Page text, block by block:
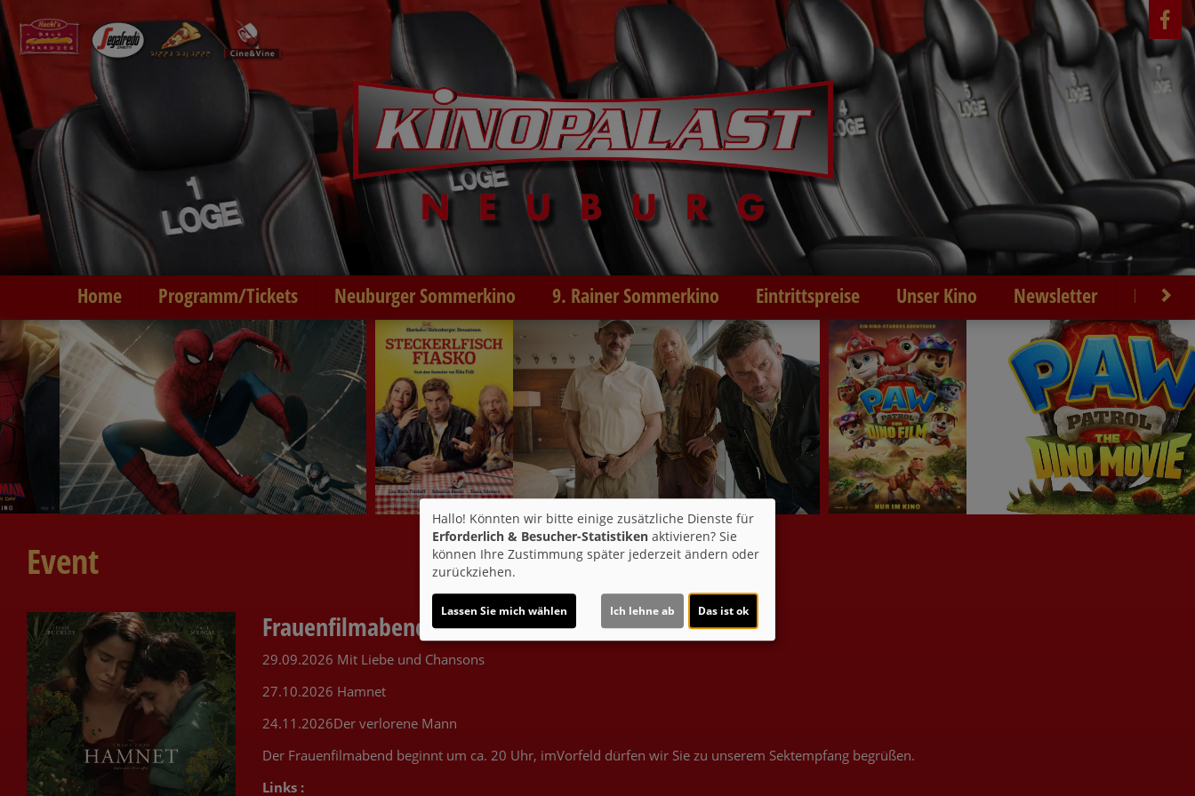
Home Programm/Tickets Neuburger Sommerkino 9. Rainer Sommerkino Eintrittspreise Unser Kino Newsletter Kontakt
Event
Frauenfilmabend!
29.09.2026 Mit Liebe und Chansons
27.10.2026 Hamnet
24.11.2026Der verlorene Mann
Der Frauenfilmabend beginnt um ca. 20 Uhr, imVorfeld dürfen wir Sie zu unserem Sektempfang begrüßen.
Links :
Hallo! Könnten wir bitte einige zusätzliche Dienste für
Erforderlich & Besucher-Statistiken aktivieren? Sie
können Ihre Zustimmung später jederzeit ändern oder
zurückziehen.
Lassen Sie mich wählen Ich lehne ab Das ist ok